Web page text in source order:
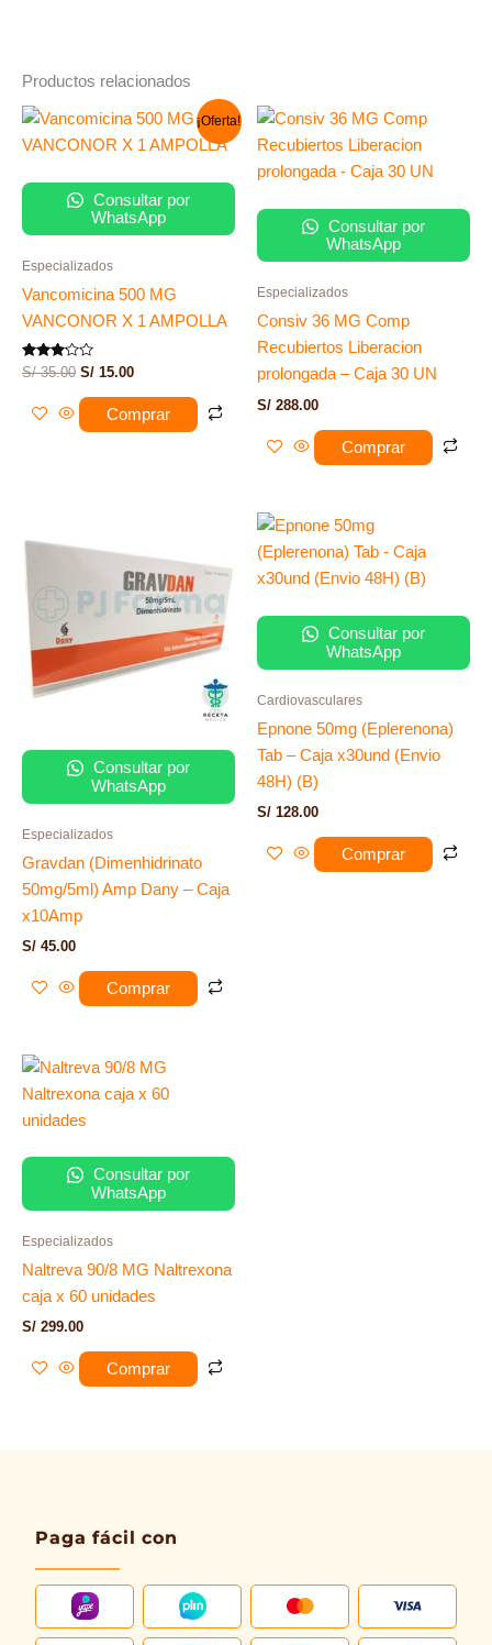
Productos relacionados
¡Oferta!
Consultar por
WhatsApp
Especializados
Vancomicina 500 MG
VANCONOR X 1 AMPOLLA
Valorado
de 5
S/35.00
El
original
S/ 15.00
El
actual
Comprar
Consultar por
WhatsApp
Especializados
Consiv 36 MG Comp
Recubiertos Liberacion
prolongada – Caja 30 UN
S/ 288.00
Comprar
Consultar por
WhatsApp
Especializados
Gravdan (Dimenhidrinato
50mg/5ml) Amp Dany – Caja
x10Amp
S/ 45.00
Comprar
Consultar por
WhatsApp
Cardiovasculares
Epnone 50mg (Eplerenona)
Tab – Caja x30und (Envio
48H) (B)
S/ 128.00
Comprar
Consultar por
WhatsApp
Especializados
Naltreva 90/8 MG Naltrexona
caja x 60 unidades
S/ 299.00
Comprar
Paga fácil con